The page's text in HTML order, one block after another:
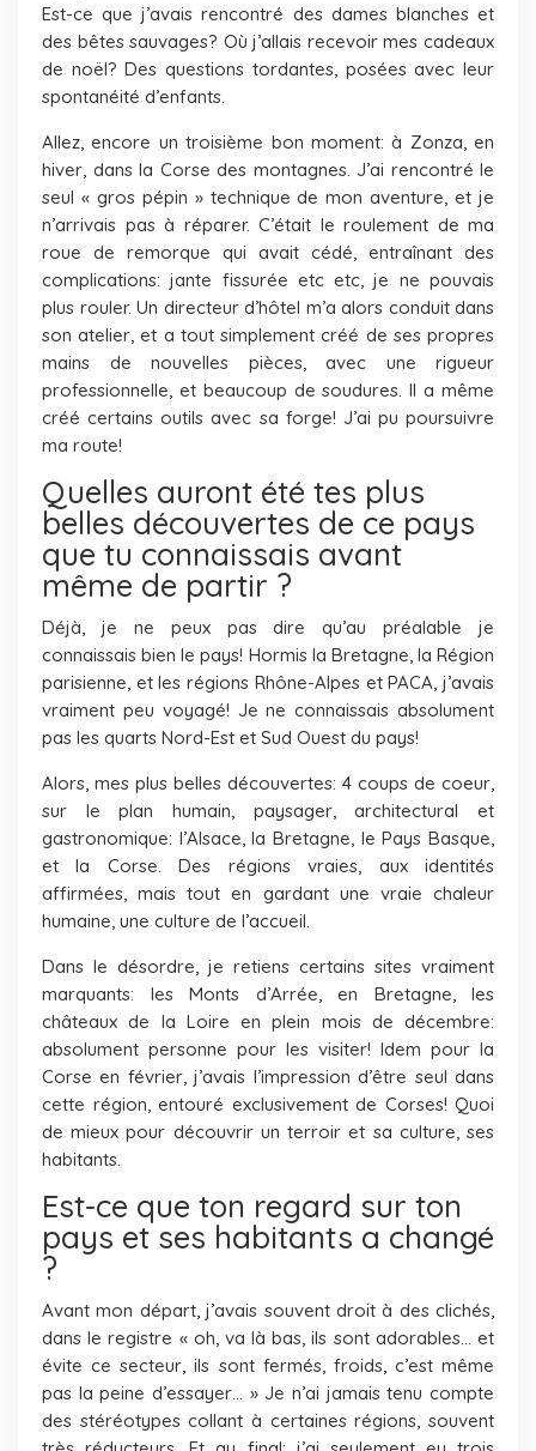
Est-ce que j’avais rencontré des dames blanches et
des bêtes sauvages? Où j’allais recevoir mes cadeaux
de noël? Des questions tordantes, posées avec leur
spontanéité d’enfants.
Allez, encore un troisième bon moment: à Zonza, en
hiver, dans la Corse des montagnes. J’ai rencontré le
seul « gros pépin » technique de mon aventure, et je
n’arrivais pas à réparer. C’était le roulement de ma
roue de remorque qui avait cédé, entraînant des
complications: jante fissurée etc etc, je ne pouvais
plus rouler. Un directeur d’hôtel m’a alors conduit dans
son atelier, et a tout simplement créé de ses propres
mains de nouvelles pièces, avec une rigueur
professionnelle, et beaucoup de soudures. Il a même
créé certains outils avec sa forge! J’ai pu poursuivre
ma route!
Quelles auront été tes plus
belles découvertes de ce pays
que tu connaissais avant
même de partir ?
Déjà, je ne peux pas dire qu’au préalable je
connaissais bien le pays! Hormis la Bretagne, la Région
parisienne, et les régions Rhône-Alpes et PACA, j’avais
vraiment peu voyagé! Je ne connaissais absolument
pas les quarts Nord-Est et Sud Ouest du pays!
Alors, mes plus belles découvertes: 4 coups de coeur,
sur le plan humain, paysager, architectural et
gastronomique: l’Alsace, la Bretagne, le Pays Basque,
et la Corse. Des régions vraies, aux identités
affirmées, mais tout en gardant une vraie chaleur
humaine, une culture de l’accueil.
Dans le désordre, je retiens certains sites vraiment
marquants: les Monts d’Arrée, en Bretagne, les
châteaux de la Loire en plein mois de décembre:
absolument personne pour les visiter! Idem pour la
Corse en février, j’avais l’impression d’être seul dans
cette région, entouré exclusivement de Corses! Quoi
de mieux pour découvrir un terroir et sa culture, ses
habitants.
Est-ce que ton regard sur ton
pays et ses habitants a changé
?
Avant mon départ, j’avais souvent droit à des clichés,
dans le registre « oh, va là bas, ils sont adorables… et
évite ce secteur, ils sont fermés, froids, c’est même
pas la peine d’essayer… » Je n’ai jamais tenu compte
des stéréotypes collant à certaines régions, souvent